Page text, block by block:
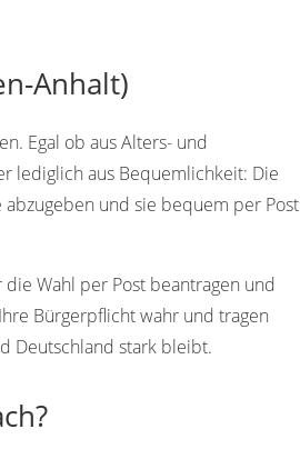
Anhalt)
Egal ob aus Alters- und
lediglich aus Bequemlichkeit: Die
und sie bequem per Post
Wahl per Post beantragen und
Bürgerpflicht wahr und tragen
Deutschland stark bleibt.